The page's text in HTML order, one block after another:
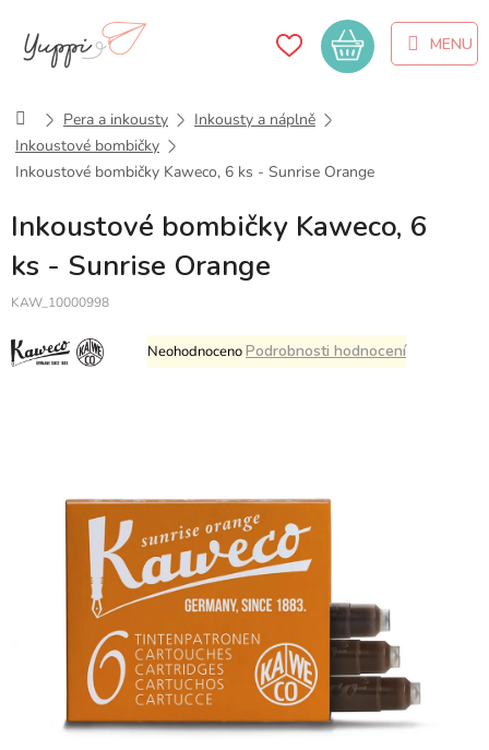
obsah
Nákupní
košík
DomůPera a inkousty
Inkousty a náplně
Inkoustové bombičky
Inkoustové bombičky Kaweco, 6 ks - Sunrise Orange
Inkoustové bombičky Kaweco, 6
ks - Sunrise Orange
KAW_10000998
Průměrné
hodnocení
NeohodnocenoPodrobnosti hodnocení